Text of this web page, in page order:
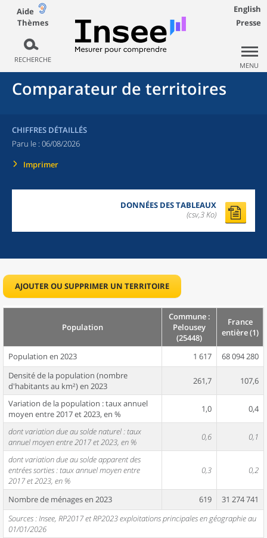
Aide
Thèmes
RECHERCHE
English
Presse
MENU
Comparateur de territoires
CHIFFRES DÉTAILLÉS
Paru le : 06/08/2026
Imprimer
DONNÉES DES TABLEAUX
(csv,3 Ko)
AJOUTER OU SUPPRIMER UN TERRITOIRE
Population
Commune :
Pelousey
(25448)
France
entière (1)
Population en 2023 1 617
68 094 280
Densité de la population (nombre
d'habitants au km²) en 2023
261,7 107,6
Variation de la population : taux annuel
moyen entre 2017 et 2023, en %
1,0 0,4
dont variation due au solde naturel : taux
annuel moyen entre 2017 et 2023, en %
0,6 0,1
dont variation due au solde apparent des
entrées sorties : taux annuel moyen entre
2017 et 2023, en %
0,3 0,2
Nombre de ménages en 2023 619
31 274 741
Sources : Insee, RP2017 et RP2023 exploitations principales en géographie au
01/01/2026